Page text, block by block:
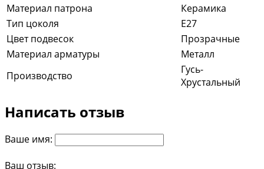
Материал патрона
Керамика
Тип цоколя
E27
Цвет подвесок
Прозрачные
Материал арматуры
Металл
Производство
Гусь-
Хрустальный
Написать отзыв
Ваше имя:
Ваш отзыв: